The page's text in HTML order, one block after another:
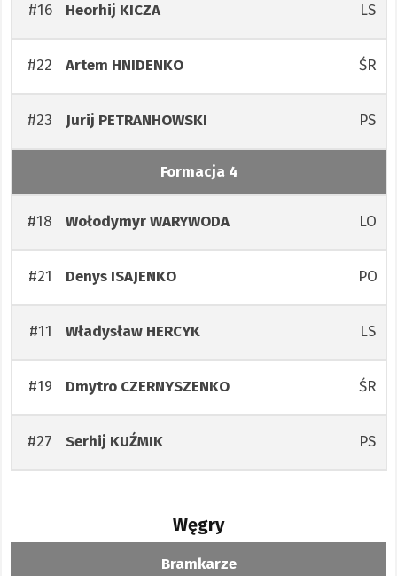
#16 Heorhij KICZA LS
#22 Artem HNIDENKO ŚR
#23 Jurij PETRANHOWSKI PS
Formacja 4
#18 WołodymyrWARYWODA LO
#21 Denys ISAJENKO PO
#11 Władysław HERCYK LS
#19 Dmytro CZERNYSZENKO ŚR
#27 Serhij KUŹMIK PS
Węgry
Bramkarze